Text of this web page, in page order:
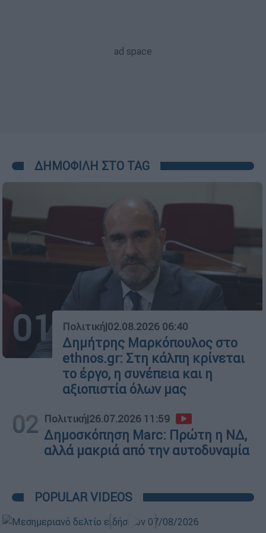
ΔΗΜΟΦΙΛΗ ΣΤΟ TAG
01 Πολιτική|02.08.2026 06:40
Δημήτρης Μαρκόπουλος στο
ethnos.gr: Στη κάλπη κρίνεται
το έργο, η συνέπεια και η
αξιοπιστία όλων μας
02 Πολιτική|26.07.2026 11:59
Δημοσκόπηση Marc: Πρώτη η ΝΔ,
αλλά μακριά από την αυτοδυναμία
POPULAR VIDEOS